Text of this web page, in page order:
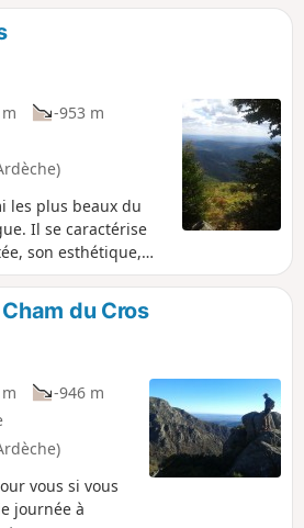
est sans difficulté
sur le
l'ancienne route de
par les charettes.
habitude de l'emprunter
de Loubaresse
-953 m
les plus beaux du
Il se caractérise
son esthétique,
historique
belle journée de
sommet des
en fond de vallée
matinée puis
versant sud du
vue sur le Mont
Blanc, le Vercors, le
l'Ardeche.
du Cros
-946 m
vous si vous
journée à